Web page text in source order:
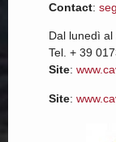
Contact:
Dal lunedì
Tel. + 39
Site:
Site: